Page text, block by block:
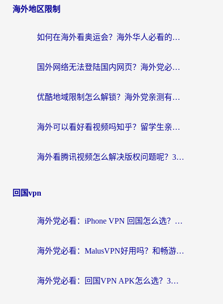
海外地区限制
如何在海外看奥运会？海外华人必看的体育赛事直播终极指南
国外网络无法登陆国内网页？海外党必看：选对回国加速器实现无缝访问
优酷地域限制怎么解锁？海外党亲测有效的追剧自由指南
海外可以看好看视频吗知乎？留学生亲测有效的回国追剧解决方案
海外看腾讯视频怎么解决版权问题呢？3步让你轻松解锁国内影视自由
回国vpn
海外党必看：iPhone VPN 回国怎么选？一篇搞定无缝访问国内资源
海外党必看：MalusVPN好用吗？和畅游VPN对比哪个回国效果更好？附穿梭飞鱼神龟真实体验
海外党必看：回国VPN APK怎么选？3步教你无缝刷国内剧玩国服